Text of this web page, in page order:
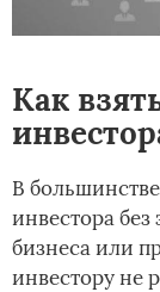
Как
В большинстве
инвестора
бизнеса или
инвестору не